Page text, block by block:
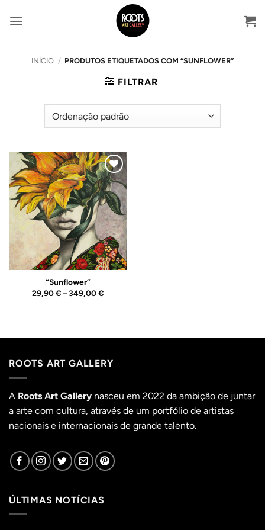
INÍCIO / PRODUTOS ETIQUETADOS COM “SUNFLOWER”
FILTRAR
Adicionar
ao
Wishlist
“Sunflower”
29,90€–349,00€Price
ROOTS ART GALLERY
A Roots Art Gallery nasceu em 2022 da ambição de juntar
a arte com cultura, através de um portfólio de artistas
nacionais e internacionais de grande talento.
ÚLTIMAS NOTÍCIAS